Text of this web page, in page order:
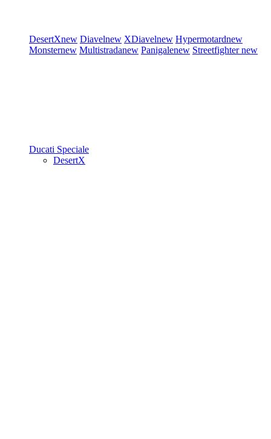
DesertXnew Diavelnew XDiavelnew Hypermotardnew
Monsternew Multistradanew Panigalenew Streetfighternew
Ducati Speciale
DesertX